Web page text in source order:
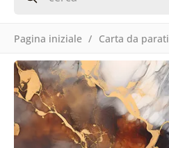
Pagina iniziale Carta da parati